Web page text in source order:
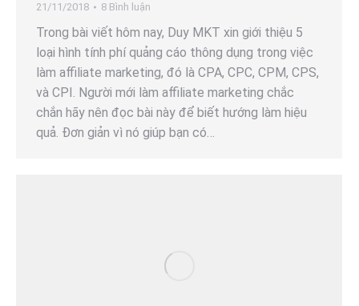
21/11/2018
8 Bình luận
Trong bài viết hôm nay, Duy MKT xin giới thiệu 5
loại hình tính phí quảng cáo thông dụng trong việc
làm affiliate marketing, đó là CPA, CPC, CPM, CPS,
và CPI. Người mới làm affiliate marketing chắc
chắn hãy nên đọc bài này để biết hướng làm hiệu
quả. Đơn giản vì nó giúp bạn có…